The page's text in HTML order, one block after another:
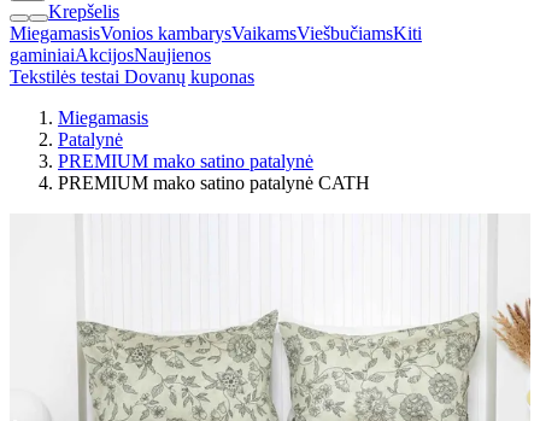
Krepšelis
MiegamasisVonios kambarysVaikamsViešbučiamsKiti
gaminiaiAkcijosNaujienos
Tekstilės testai Dovanų kuponas
Miegamasis
Patalynė
PREMIUM mako satino patalynė
PREMIUM mako satino patalynė CATH